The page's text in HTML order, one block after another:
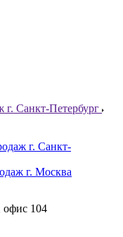
г. Санкт-Петербург
г. Санкт-
г. Москва
офис 104